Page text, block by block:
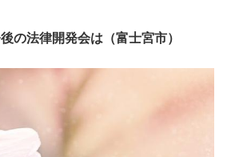
の法律開発会は（富士宮市）